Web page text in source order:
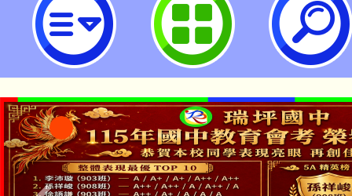
校慈輝班招生簡章」1份，請查照
國民中學